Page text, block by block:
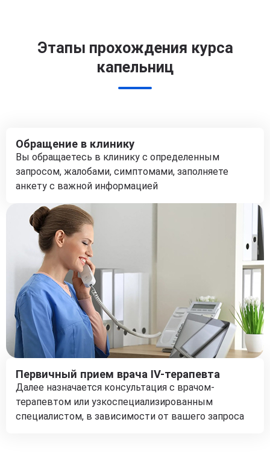
Этапы прохождения курса
капельниц
Обращение в клинику
Вы обращаетесь в клинику с определенным
запросом, жалобами, симптомами, заполняете
анкету с важной информацией
Первичный прием врача IV-терапевта
Далее назначается консультация с врачом-
терапевтом или узкоспециализированным
специалистом, в зависимости от вашего запроса